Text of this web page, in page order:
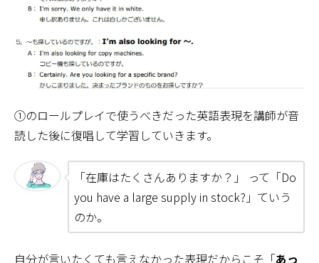
①のロールプレイで使うべきだった英語表現を講師が音
読した後に復唱して学習していきます。
「在庫はたくさんありますか？」 って「Do
you have a large supply in stock?」ていう
のか。
自分が言いたくても言えなかった表現だからこそ「あっ